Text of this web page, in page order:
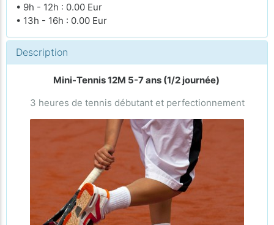
• 9h - 12h : 0.00 Eur
• 13h - 16h : 0.00 Eur
Description
Mini-Tennis 12M 5-7 ans (1/2 journée)
3 heures de tennis débutant et perfectionnement